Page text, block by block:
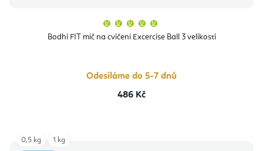
Bodhi FIT míč na cvičení Excercise Ball 3 velikosti
produktu
je
hvězdiček.
Odesíláme do 5-7 dnů
486 Kč
0,5 kg 1 kg